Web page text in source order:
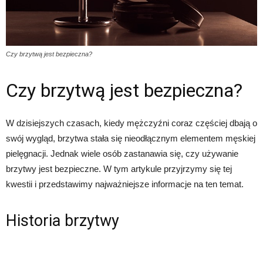
Czy brzytwą jest bezpieczna?
Czy brzytwą jest bezpieczna?
W dzisiejszych czasach, kiedy mężczyźni coraz częściej dbają o
swój wygląd, brzytwa stała się nieodłącznym elementem męskiej
pielęgnacji. Jednak wiele osób zastanawia się, czy używanie
brzytwy jest bezpieczne. W tym artykule przyjrzymy się tej
kwestii i przedstawimy najważniejsze informacje na ten temat.
Historia brzytwy